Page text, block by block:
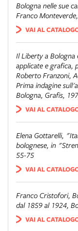
Bologna nelle sue
Franco
VAI AL
Il Liberty a
applicate e grafica,
Roberto Franzoni,
Prima indagine
Bologna, Grafis,
VAI AL
Elena Gottarelli,
bolognese, in
55-75
VAI AL
Franco Cristofori,
dal 1859 al 1924,
VAI AL